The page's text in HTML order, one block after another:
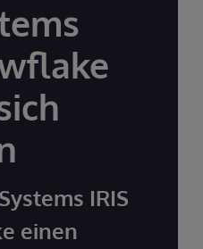
IRIS
einen